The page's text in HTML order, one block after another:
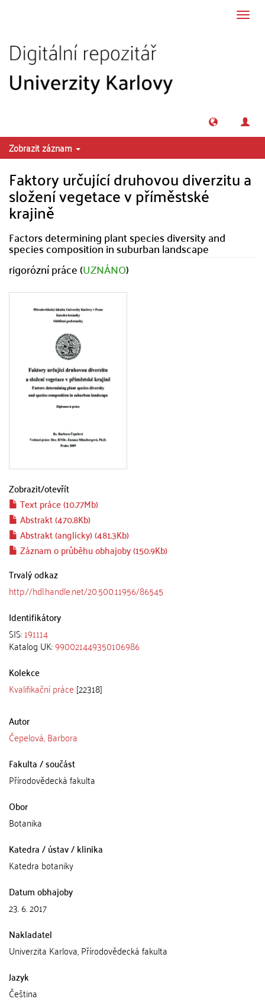
Zobrazit záznam
Faktory určující druhovou diverzitu a
složení vegetace v příměstské
krajině
Factors determining plant species diversity and
species composition in suburban landscape
rigorózní práce (UZNÁNO)
Zobrazit/otevřít
Text práce (10.77Mb)
Abstrakt (470.8Kb)
Abstrakt (anglicky) (481.3Kb)
Záznam o průběhu obhajoby (150.9Kb)
Trvalý odkaz
http://hdl.handle.net/20.500.11956/86545
Identifikátory
SIS:191114
Katalog UK:990021449350106986
Kolekce
Kvalifikační práce [22318]
Autor
Čepelová, Barbora
Fakulta / součást
Přírodovědecká fakulta
Obor
Botanika
Katedra / ústav / klinika
Katedra botaniky
Datum obhajoby
23. 6. 2017
Nakladatel
Univerzita Karlova, Přírodovědecká fakulta
Jazyk
Čeština